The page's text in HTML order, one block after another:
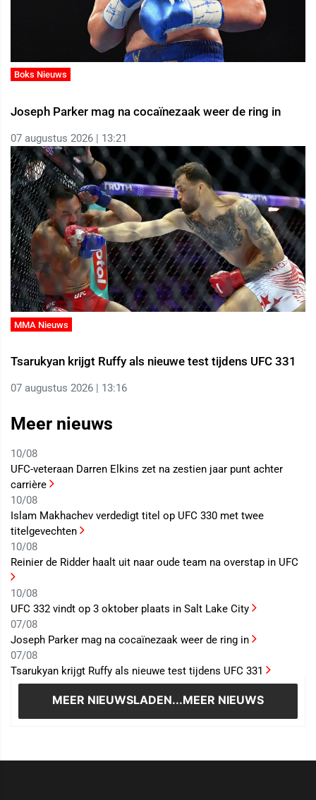
Boks Nieuws
Joseph Parker mag na cocaïnezaak weer de ring in
07 augustus 2026 | 13:21
MMA Nieuws
Tsarukyan krijgt Ruffy als nieuwe test tijdens UFC 331
07 augustus 2026 | 13:16
Meer nieuws
10/08
UFC-veteraan Darren Elkins zet na zestien jaar punt achter
carrière
10/08
Islam Makhachev verdedigt titel op UFC 330 met twee
titelgevechten
10/08
Reinier de Ridder haalt uit naar oude team na overstap in UFC
10/08
UFC 332 vindt op 3 oktober plaats in Salt Lake City
07/08
Joseph Parker mag na cocaïnezaak weer de ring in
07/08
Tsarukyan krijgt Ruffy als nieuwe test tijdens UFC 331
MEER NIEUWSLADEN...MEER NIEUWS